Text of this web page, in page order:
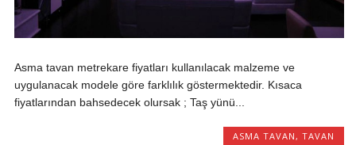
Asma tavan metrekare fiyatları kullanılacak malzeme ve
uygulanacak modele göre farklılık göstermektedir. Kısaca
fiyatlarından bahsedecek olursak ; Taş yünü...
ASMA TAVAN , TAVAN